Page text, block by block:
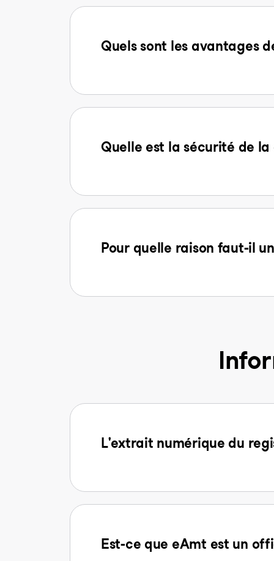
Quels sont les avantages
Quelle est la sécurité de
Pour quelle raison faut-il
L'extrait numérique du
Est-ce que eAmt est un